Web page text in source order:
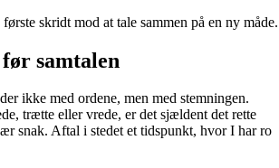
skridt mod at tale sammen på en ny måde.
samtalen
ikke med ordene, men med stemningen.
trætte eller vrede, er det sjældent det rette
snak. Aftal i stedet et tidspunkt, hvor I har ro